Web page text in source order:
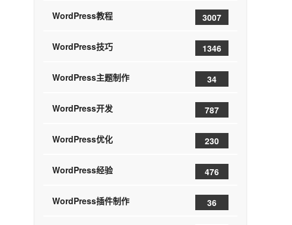
WordPress教程 3007
WordPress技巧 1346
WordPress主题制作 34
WordPress开发 787
WordPress优化 230
WordPress经验 476
WordPress插件制作 36